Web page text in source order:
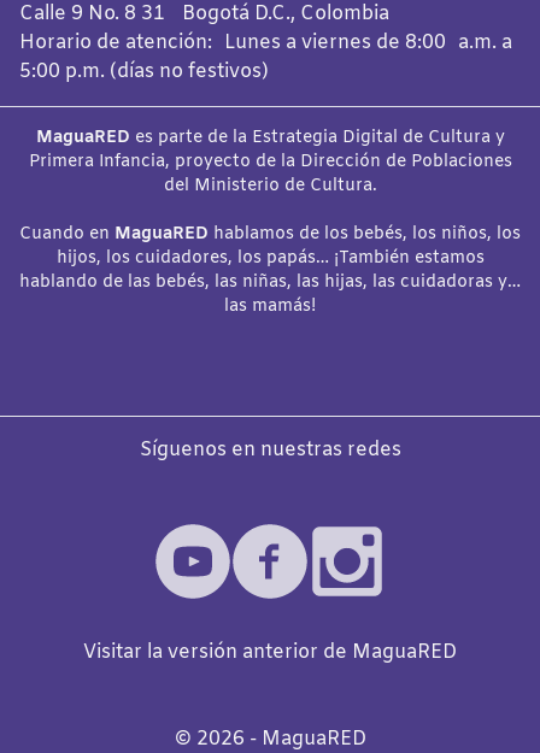
Calle 9 No. 8 31 Bogotá D.C., Colombia
Horario de atención: Lunes a viernes de 8:00 a.m. a
5:00 p.m. (días no festivos)
MaguaRED es parte de la Estrategia Digital de Cultura y
Primera Infancia, proyecto de la Dirección de Poblaciones
del Ministerio de Cultura.
Cuando en MaguaRED hablamos de los bebés, los niños, los
hijos, los cuidadores, los papás… ¡También estamos
hablando de las bebés, las niñas, las hijas, las cuidadoras y…
las mamás!
Síguenos en nuestras redes
Visitar la versión anterior de MaguaRED
©️ 2026 - MaguaRED